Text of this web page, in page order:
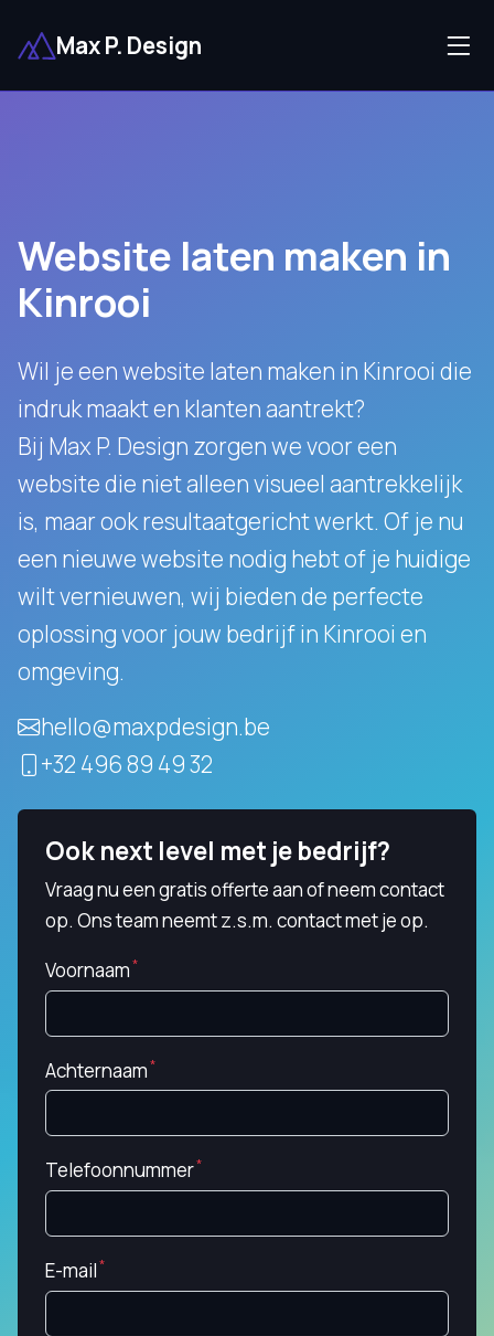
Max P. Design
Website laten maken in
Kinrooi
Wil je een website laten maken in Kinrooi die
indruk maakt en klanten aantrekt?
Bij Max P. Design zorgen we voor een
website die niet alleen visueel aantrekkelijk
is, maar ook resultaatgericht werkt. Of je nu
een nieuwe website nodig hebt of je huidige
wilt vernieuwen, wij bieden de perfecte
oplossing voor jouw bedrijf in Kinrooi en
omgeving.
hello@maxpdesign.be
+32 496 89 49 32
Ook next level met je bedrijf?
Vraag nu een gratis offerte aan of neem contact
op. Ons team neemt z.s.m. contact met je op.
Voornaam
Achternaam
Telefoonnummer
E-mail